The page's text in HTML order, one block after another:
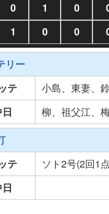
0 1 0
1 0 0
リー
テ
小島、東妻、
柳、祖父江、
テ
ソト2号(2回1